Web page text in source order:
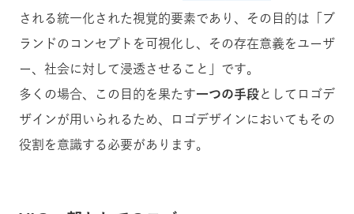
される統一化された視覚的要素であり、その目的は「ブ
ランドのコンセプトを可視化し、その存在意義をユーザ
ー、社会に対して浸透させること」です。
多くの場合、この目的を果たす一つの手段としてロゴデ
ザインが用いられるため、ロゴデザインにおいてもその
役割を意識する必要があります。